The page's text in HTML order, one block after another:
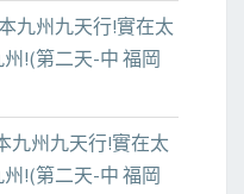
九州九天行!實在太
!(第二天-中 福岡
九州九天行!實在太
!(第二天-中 福岡